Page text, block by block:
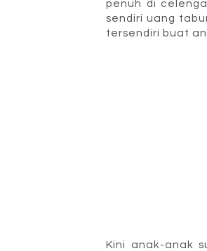
penuh di
sendiri uang
tersendiri buat
Kini anak-anak